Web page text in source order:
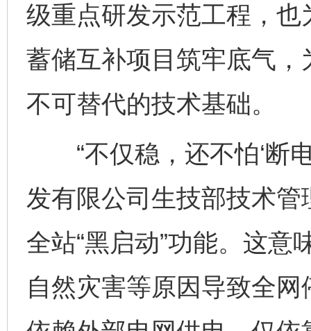
级重点研发示范工程，
蓄储互补项目筑牢底气
不可替代的技术基础。
“不仅稳，还不怕‘断电
发有限公司生技部技术
全站“黑启动”功能。这
自然灾害等原因导致全